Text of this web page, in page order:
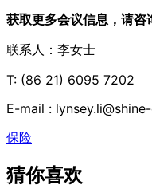
获取更多会议信息，请咨
联系人：李女士
T: (86 21) 6095 7202
E-mail :
保险
猜你喜欢